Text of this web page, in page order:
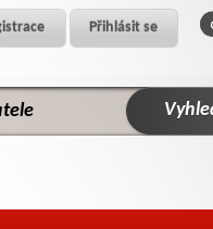
Přihlásit se